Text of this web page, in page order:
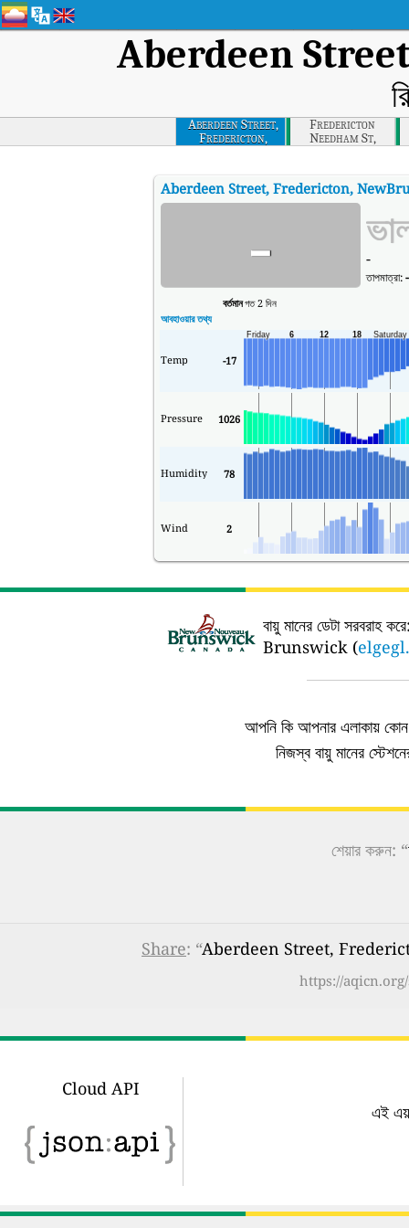
Aberdeen
Aberdeen Street,
Fredericton,
Newbrunswick
Fredericton
Needham St,
Newbrunswick
Aberdeen Street, Fredericton,
- -
তাপমাত্রা:-
বর্তমানগত 2 দিন
আবহাওয়ার তথ্য
Temp -17
Pressure 1026
Humidity 78
Wind 2
বায়ু মানের ডেটা সরবরাহ
Brunswick (
আপনি কি আপনার এলাকায় কোন
নিজস্ব বায়ু মানের
শেয়ার করুন: “
Share: “Aberdeen Street,
https://
Cloud API
এই